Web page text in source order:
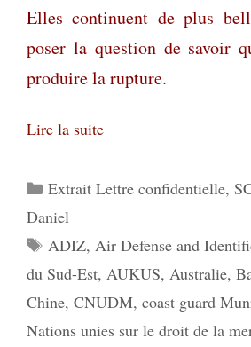
Elles continuent de plus
poser la question de savoir
produire la rupture.
Lire la suite
Catégories
Extrait Lettre confidentielle,
Daniel
Étiquettes
ADIZ, Air Defense and
du Sud-Est, AUKUS, Australie,
Chine, CNUDM, coast guard
Nations unies sur le droit de la